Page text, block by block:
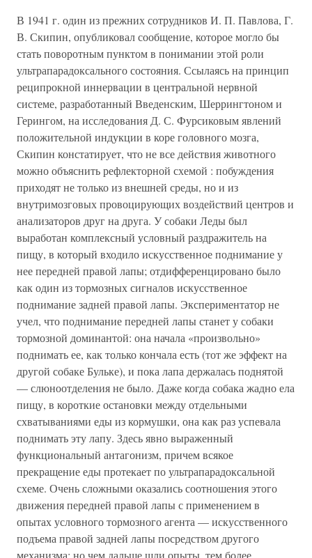
В 1941 г. один из прежних сотрудников И. П. Павлова, Г.
В. Скипин, опубликовал сообщение, которое могло бы
стать поворотным пунктом в понимании этой роли
ультрапарадоксального состояния. Ссылаясь на принцип
реципрокной иннервации в центральной нервной
системе, разработанный Введенским, Шеррингтоном и
Герингом, на исследования Д. С. Фурсиковым явлений
положительной индукции в коре головного мозга,
Скипин констатирует, что не все действия животного
можно объяснить рефлекторной схемой : побуждения
приходят не только из внешней среды, но и из
внутримозговых провоцирующих воздействий центров и
анализаторов друг на друга. У собаки Леды был
выработан комплексный условный раздражитель на
пищу, в который входило искусственное поднимание у
нее передней правой лапы; отдифференцировано было
как один из тормозных сигналов искусственное
поднимание задней правой лапы. Экспериментатор не
учел, что поднимание передней лапы станет у собаки
тормозной доминантой: она начала «произвольно»
поднимать ее, как только кончала есть (тот же эффект на
другой собаке Бульке), и пока лапа держалась поднятой
— слюноотделения не было. Даже когда собака жадно ела
пищу, в короткие остановки между отдельными
схватываниями еды из кормушки, она как раз успевала
поднимать эту лапу. Здесь явно выраженный
функциональный антагонизм, причем всякое
прекращение еды протекает по ультрапарадоксальной
схеме. Очень сложными оказались соотношения этого
движения передней правой лапы с применением в
опытах условного тормозного агента — искусственного
подъема правой задней лапы посредством другого
механизма; но чем дальше шли опыты, тем более